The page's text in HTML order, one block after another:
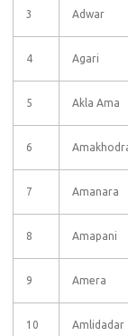
3 Adwar
4 Agari
5 Akla Ama
6
7 Amanara
8 Amapani
9 Amera
10 Amlidadar